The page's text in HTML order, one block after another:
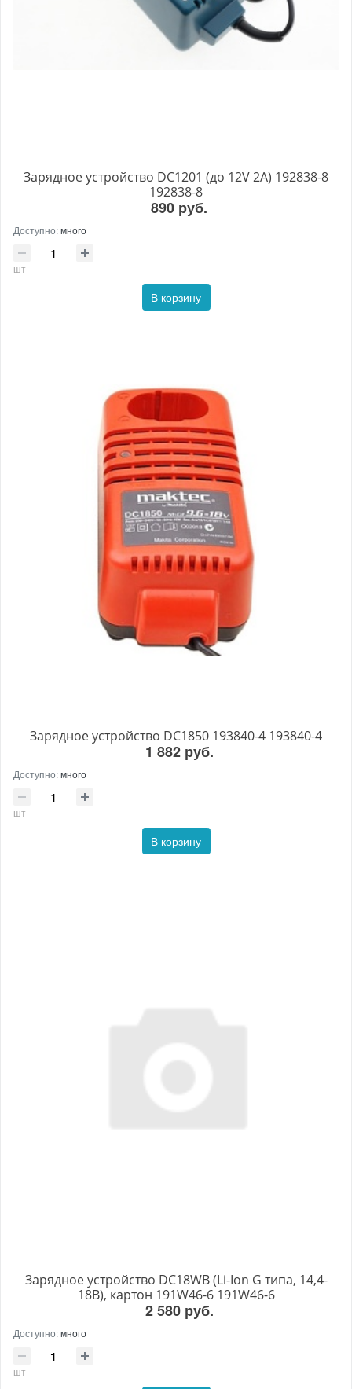
Зарядное устройство DC1201 (до 12V 2A) 192838-8
192838-8
890 руб.
Доступно:много
шт
В корзину
Зарядное устройство DC1850 193840-4 193840-4
1 882 руб.
Доступно:много
шт
В корзину
Зарядное устройство DC18WB (Li-Ion G типа, 14,4-
18В), картон 191W46-6 191W46-6
2 580 руб.
Доступно:много
шт